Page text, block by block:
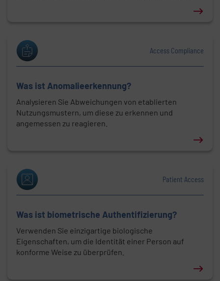
Access Compliance
Was ist Anomalieerkennung?
Analysieren Sie Abweichungen von etablierten
Nutzungsmustern, um diese zu erkennen und
angemessen zu reagieren.
Patient Access
Was ist biometrische Authentifizierung?
Verwenden Sie einzigartige biologische
Eigenschaften, um die Identität einer Person auf
konforme Weise zu überprüfen.